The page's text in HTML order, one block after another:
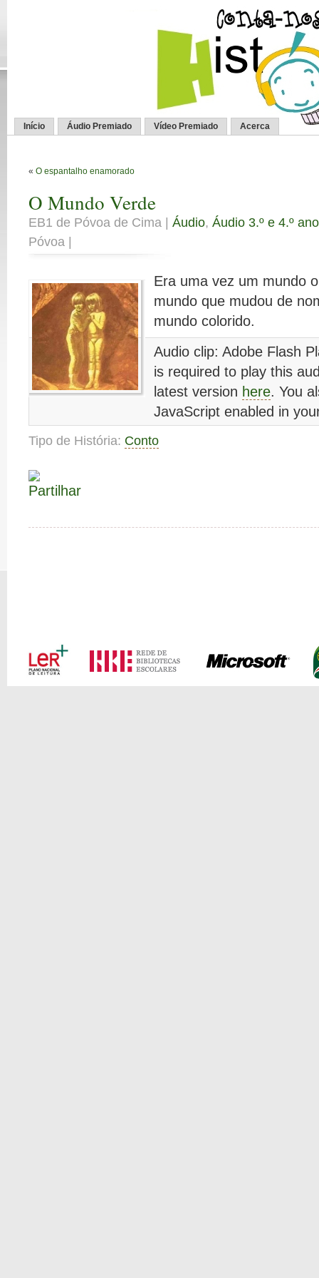
Início Áudio Premiado Vídeo Premiado Acerca
« O espantalho enamorado
O Mundo Verde
EB1 de Póvoa de Cima | Áudio, Áudio 3.º e 4.º ano
Póvoa |
Era uma vez um mundo
mundo que mudou de
mundo colorido.
Audio clip: Adobe Flash
is required to play this
latest version here. You
JavaScript enabled in
Tipo de História: Conto